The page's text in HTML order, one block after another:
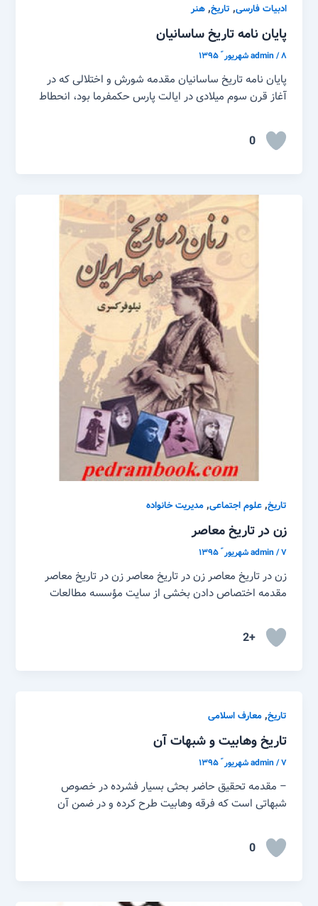
ادبیات فارسی, تاریخ,هنر
پایان نامه تاریخ ساسانیان
admin/۸ شهریور ّ ۱۳۹۵
پایان نامه تاریخ ساسانیان مقدمه شورش و اختلالی که در
آغاز قرن سوم میلادی در ایالت پارس حکمفرما بود، انحطاط
0
تاریخ,علوم اجتماعی,مدیریت خانواده
زن در تاریخ معاصر
admin/۷ شهریور ّ ۱۳۹۵
زن در تاریخ معاصر زن در تاریخ معاصر زن در تاریخ معاصر
مقدمه اختصاص دادن بخشی از سایت مؤسسه مطالعات
+2
تاریخ,معارف اسلامی
تاریخ وهابیت و شبهات آن
admin/۷ شهریور ّ ۱۳۹۵
– مقدمه تحقیق حاضر بحثى بسیار فشرده در خصوص
شبهاتى است که فرقه وهابیت طرح کرده و در ضمن آن
0